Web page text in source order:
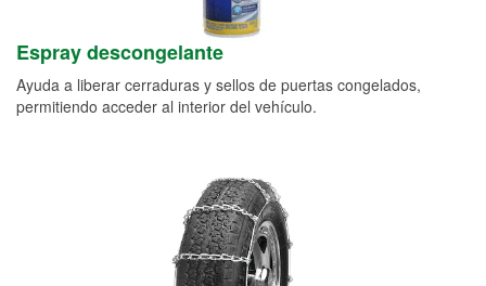
Espray descongelante
Ayuda a liberar cerraduras y sellos de puertas congelados,
permitiendo acceder al interior del vehículo.